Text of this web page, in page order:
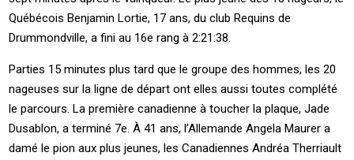
Québécois Benjamin Lortie, 17 ans, du club Requins de
Drummondville, a fini au 16e rang à 2:21:38.
Parties 15 minutes plus tard que le groupe des hommes, les 20
nageuses sur la ligne de départ ont elles aussi toutes complété
le parcours. La première canadienne à toucher la plaque, Jade
Dusablon, a terminé 7e. À 41 ans, l’Allemande Angela Maurer a
damé le pion aux plus jeunes, les Canadiennes Andréa Therriault